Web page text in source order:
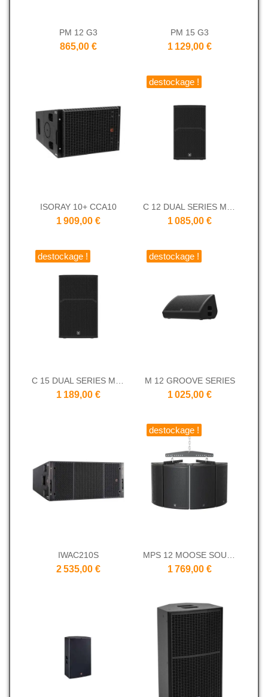
PM 12 G3
865,00 €
PM 15 G3
1 129,00 €
ISORAY 10+ CCA10
1 909,00 €
destockage !
1 085,00 €
destockage !
C 15 DUAL SERIES MOOSE SOUND
1 189,00 €
destockage !
M 12 GROOVE SERIES
1 025,00 €
IWAC210S
2 535,00 €
destockage !
1 769,00 €